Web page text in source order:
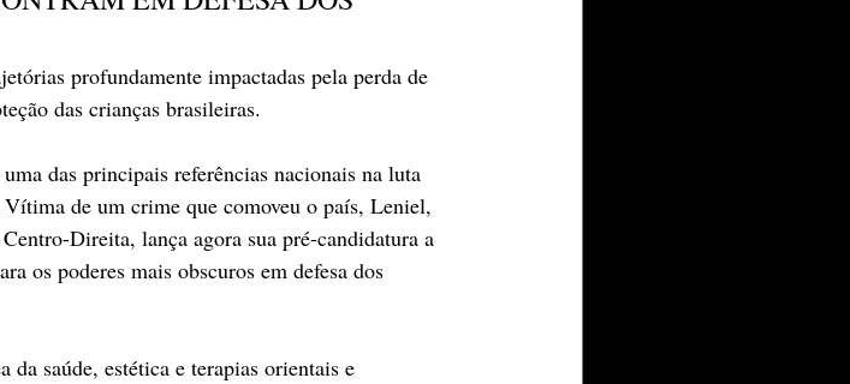
profundamente impactadas pela perda de
das crianças brasileiras.
das principais referências nacionais na luta
de um crime que comoveu o país, Leniel,
Direita, lança agora sua pré-candidatura a
os poderes mais obscuros em defesa dos
da saúde, estética e terapias orientais e